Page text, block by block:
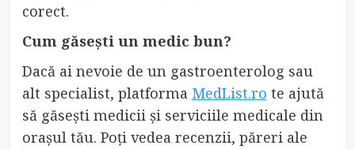
corect.
Cum găsești un medic bun?
Dacă ai nevoie de un gastroenterolog sau
alt specialist, platforma MedList.ro te ajută
să găsești medicii și serviciile medicale din
orașul tău. Poți vedea recenzii, păreri ale